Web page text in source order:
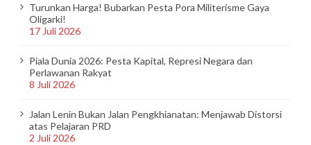
Turunkan Harga! Bubarkan Pesta Pora Militerisme Gaya
Oligarki!
17 Juli 2026
Piala Dunia 2026: Pesta Kapital, Represi Negara dan
Perlawanan Rakyat
8 Juli 2026
Jalan Lenin Bukan Jalan Pengkhianatan: Menjawab Distorsi
atas Pelajaran PRD
2 Juli 2026